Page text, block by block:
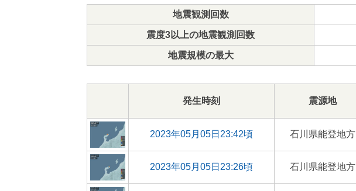
地震観測回数
震度3以上の地震観測回数
地震規模の最大
発生時刻 震源地
2023年05月05日23:42頃 石川県能登地方
2023年05月05日23:26頃 石川県能登地方